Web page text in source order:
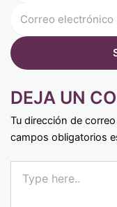
DEJA UN
Tu dirección de
campos obligatorios
here..